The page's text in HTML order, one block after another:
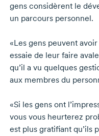
gens considèrent le
un parcours personnel.
«Les gens peuvent
essaie de leur faire
qu’il a vu quelques
aux membres du
«Si les gens ont
vous vous heurterez
est plus gratifiant qu’ils